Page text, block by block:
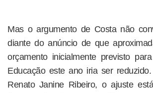
Mas o argumento de Costa não
diante do anúncio de que
orçamento inicialmente previsto
Educação este ano iria ser
Renato Janine Ribeiro, o ajuste